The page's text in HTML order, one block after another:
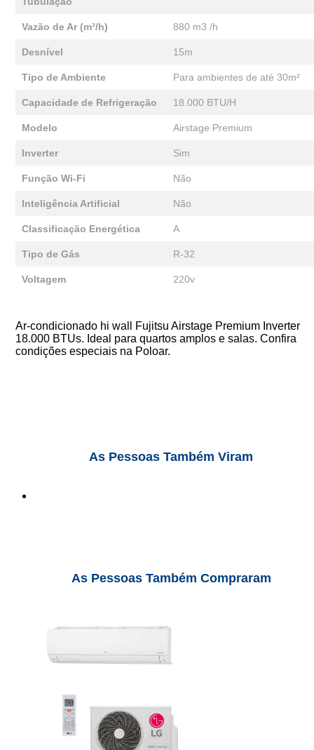
Vazão de Ar (m³/h) 880 m3 /h
Desnível 15m
Tipo de Ambiente Para ambientes de até 30m²
Capacidade de Refrigeração 18.000 BTU/H
Modelo Airstage Premium
Inverter Sim
Função Wi-Fi Não
Inteligência Artificial Não
Classificação Energética A
Tipo de Gás R-32
Voltagem 220v
Ar-condicionado hi wall Fujitsu Airstage Premium Inverter
18.000 BTUs. Ideal para quartos amplos e salas. Confira
condições especiais na Poloar.
As Pessoas Também Viram
As Pessoas Também Compraram